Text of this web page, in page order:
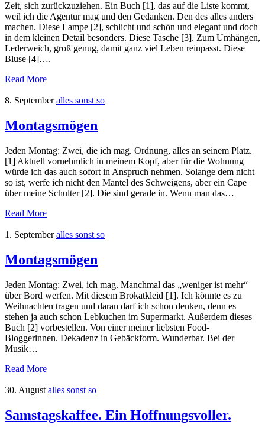
Zeit, sich zurückzuziehen. Ein Buch [1], das auf die Liste kommt,
weil ich die Agentur mag und den Gedanken. Den des alles anders
machen. Diese Lampe [2], schlicht und schön und elegant und doch
in dem kleinen Detail besonders. Diese Tasche [3]. Zum Umhängen,
Lederweich, groß genug, damit ganz viel Leben reinpasst. Diese
Bluse [4]….
Read More
8. September alles sonst so
Montagsmögen
Jeden Montag: Zwei, die ich mag. Ordnung, alles an seinem Platz.
[1] Aktuell vornehmlich in meinem Kopf, aber für die Wohnung
würde ich das auch sofort in Anspruch nehmen. Solange dem nicht
so ist, werfe ich nicht den Mantel des Schweigens, aber ein Cape
über meine Schulter [2]. Die sind gerade in. Wenn man das…
Read More
1. September alles sonst so
Montagsmögen
Jeden Montag: Zwei, ich mag. Manchmal das „weniger ist mehr“
über Bord werfen. Mit diesem Brokatkleid [1]. Ich könnte es zu
Weihnachten tragen und daran darf ich schon denken, denn es
stehen ja auch schon Lebkuchen im Supermarkt. Außerdem dieses
Buch [2] vorbestellen. Von einer meiner liebsten Food-
Bloggerinnen. Dekadenz in Gebäckform. Wunderbar. Bei der
Musik…
Read More
30. August alles sonst so
Samstagskaffee. Ein Hoffnungsvoller.